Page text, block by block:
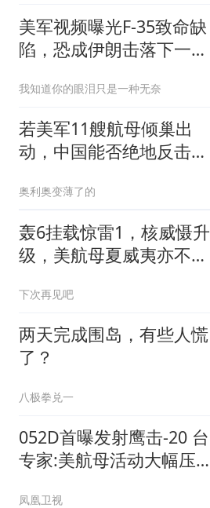
美军视频曝光F-35致命缺
陷，恐成伊朗击落下一战
我知道你的眼泪只是一种无奈
若美军11艘航母倾巢出
动，中国能否绝地反击？
奥利奥变薄了的
轰6挂载惊雷1，核威慑升
级，美航母夏威夷亦不安
下次再见吧
两天完成围岛，有些人慌
了？
八极拳兑一
052D首曝发射鹰击-20 台
专家:美航母活动大幅压缩
凤凰卫视